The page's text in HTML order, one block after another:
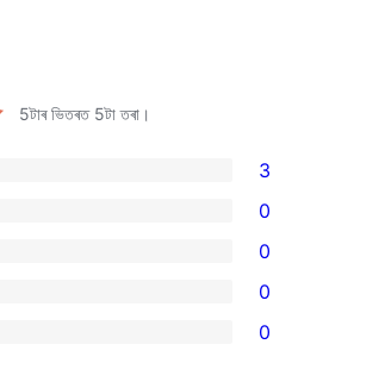
5টাৰ ভিতৰত 5টা তৰা।
3
0
0
0
0